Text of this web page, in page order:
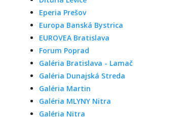
Eperia Prešov
Europa Banská Bystrica
EUROVEA Bratislava
Forum Poprad
Galéria Bratislava - Lamač
Galéria Dunajská Streda
Galéria Martin
Galéria MLYNY Nitra
Galéria Nitra